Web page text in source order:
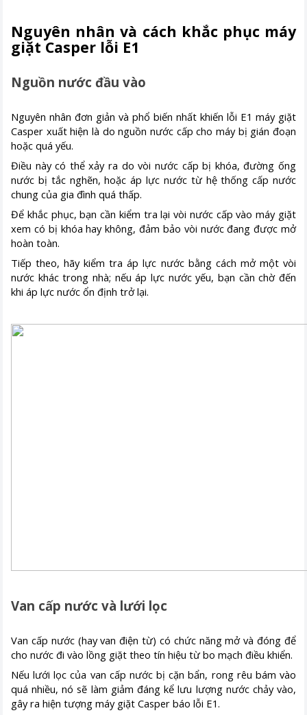
Nguyên nhân và cách khắc phục máy
giặt Casper lỗi E1
Nguồn nước đầu vào
Nguyên nhân đơn giản và phổ biến nhất khiến lỗi E1 máy giặt
Casper xuất hiện là do nguồn nước cấp cho máy bị gián đoạn
hoặc quá yếu.
Điều này có thể xảy ra do vòi nước cấp bị khóa, đường ống
nước bị tắc nghẽn, hoặc áp lực nước từ hệ thống cấp nước
chung của gia đình quá thấp.
Để khắc phục, bạn cần kiểm tra lại vòi nước cấp vào máy giặt
xem có bị khóa hay không, đảm bảo vòi nước đang được mở
hoàn toàn.
Tiếp theo, hãy kiểm tra áp lực nước bằng cách mở một vòi
nước khác trong nhà; nếu áp lực nước yếu, bạn cần chờ đến
khi áp lực nước ổn định trở lại.
Van cấp nước và lưới lọc
Van cấp nước (hay van điện từ) có chức năng mở và đóng để
cho nước đi vào lồng giặt theo tín hiệu từ bo mạch điều khiển.
Nếu lưới lọc của van cấp nước bị cặn bẩn, rong rêu bám vào
quá nhiều, nó sẽ làm giảm đáng kể lưu lượng nước chảy vào,
gây ra hiện tượng máy giặt Casper báo lỗi E1.